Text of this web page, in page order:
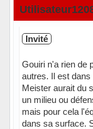
Invité
Gouiri n'a rien de
autres. Il est
Meister aurait du
un milieu ou
mais pour cela
dans sa surface.